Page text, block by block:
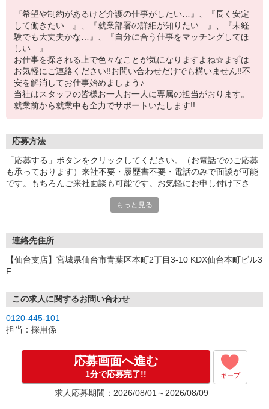
『希望や制約があるけど介護の仕事がしたい…』、『長く安定
して働きたい…』、『就業部署の詳細が知りたい…』、『未経
験でも大丈夫かな…』、『自分に合う仕事をマッチングしてほ
しい…』
お仕事を探される上で色々なことが気になりますよね☆まずは
お気軽にご連絡ください!!お問い合わせだけでも構いません!!不
安を解消してお仕事始めましょう♪
当社はスタッフの皆様お一人お一人に専属の担当がおります。
就業前から就業中も全力でサポートいたします!!
応募方法
「応募する」ボタンをクリックしてください。（お電話でのご応募
も承っております）来社不要・履歴書不要・電話のみで面談が可能
です。もちろんご来社面談も可能です。お気軽にお申し付け下さ
もっと見る
連絡先住所
【仙台支店】宮城県仙台市青葉区本町2丁目3-10 KDX仙台本町ビル3
F
この求人に関するお問い合わせ
0120-445-101
担当：採用係
応募画面へ進む
1分で応募完了!! キープ
求人応募期間：2026/08/01～2026/08/09